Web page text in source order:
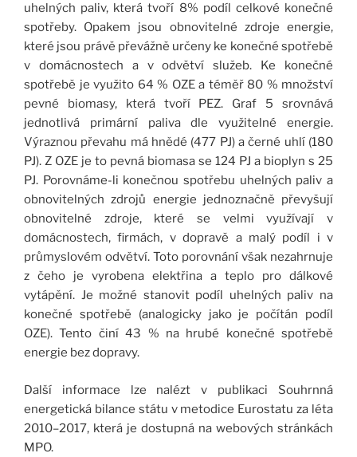
uhelných paliv, která tvoří 8% podíl celkové konečné
spotřeby. Opakem jsou obnovitelné zdroje energie,
které jsou právě převážně určeny ke konečné spotřebě
v domácnostech a v odvětví služeb. Ke konečné
spotřebě je využito 64 % OZE a téměř 80 % množství
pevné biomasy, která tvoří PEZ. Graf 5 srovnává
jednotlivá primární paliva dle využitelné energie.
Výraznou převahu má hnědé (477 PJ) a černé uhlí (180
PJ). Z OZE je to pevná biomasa se 124 PJ a bioplyn s 25
PJ. Porovnáme-li konečnou spotřebu uhelných paliv a
obnovitelných zdrojů energie jednoznačně převyšují
obnovitelné zdroje, které se velmi využívají v
domácnostech, firmách, v dopravě a malý podíl i v
průmyslovém odvětví. Toto porovnání však nezahrnuje
z čeho je vyrobena elektřina a teplo pro dálkové
vytápění. Je možné stanovit podíl uhelných paliv na
konečné spotřebě (analogicky jako je počítán podíl
OZE). Tento činí 43 % na hrubé konečné spotřebě
energie bez dopravy.
Další informace lze nalézt v publikaci Souhrnná
energetická bilance státu v metodice Eurostatu za léta
2010–2017, která je dostupná na webových stránkách
MPO.